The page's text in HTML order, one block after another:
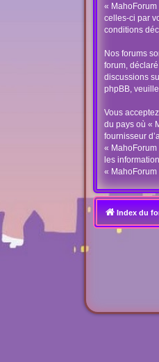
«
celles-ci par
conditions
Nos forums
forum,
discussions
phpBB,
Vous
du pays où «
fournisseur
«
les
«
Index du